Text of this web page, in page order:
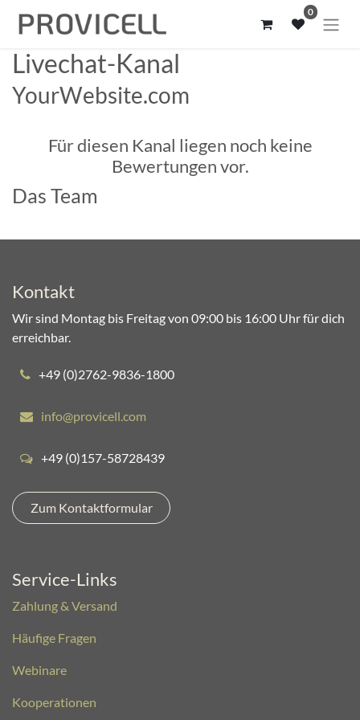
0
Livechat-Kanal
YourWebsite.com
Für diesen Kanal liegen noch keine
Bewertungen vor.
Das Team
Kontakt
Wir sind Montag bis Freitag von 09:00 bis 16:00 Uhr für dich
erreichbar.
+49 (0)2762-9836-1800​​
info@provicell.com​​​​​​​​​​
+49 (0)157-58728439
Zum Kontaktformular
Service-Links
Zahlung & Versand
Häufige Fragen
Webinare
Kooperationen